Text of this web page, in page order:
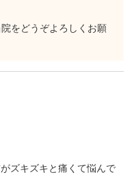
をどうぞよろしくお願
ズキズキと痛くて悩んで